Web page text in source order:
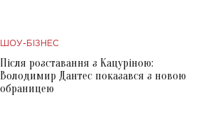
ШОУ-БІЗНЕС
Після розставання з Кацуріною:
Володимир Дантес показався з новою
обраницею